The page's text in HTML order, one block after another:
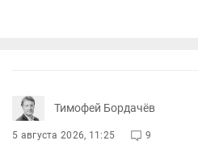
Тимофей Бордачёв
5 августа 2026, 11:25 9